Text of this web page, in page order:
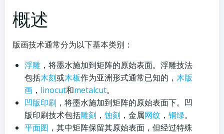
概述
版画技术通常分为以下基本类别：
浮雕 ，将墨水施加到矩阵的原始表面。浮雕技法
包括木刻或木板作为亚洲形式通常已知的， 木版
画 ， linocut和metalcut。
凹版印刷 ，将墨水施加到矩阵的原始表面下。凹
版印刷技术包括雕刻 ， 蚀刻 ，金属网纹 ， 铜绿。
平面图 ，其中矩阵保留其原始表面，但经过特殊